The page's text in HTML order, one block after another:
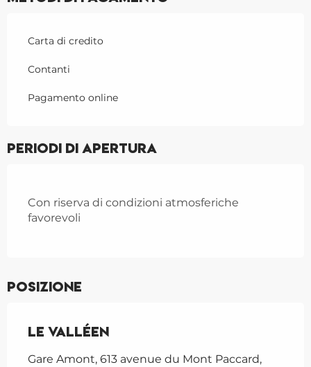
Carta di credito
Contanti
Pagamento online
Periodi di apertura
Con riserva di condizioni atmosferiche
favorevoli
Posizione
Le Valléen
Gare Amont, 613 avenue du Mont Paccard,